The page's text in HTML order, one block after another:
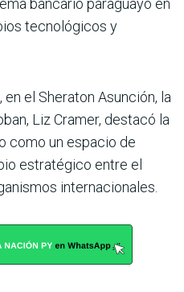
bancario paraguayo en
tecnológicos y
el Sheraton Asunción, la
Liz Cramer, destacó la
como un espacio de
estratégico entre el
internacionales.